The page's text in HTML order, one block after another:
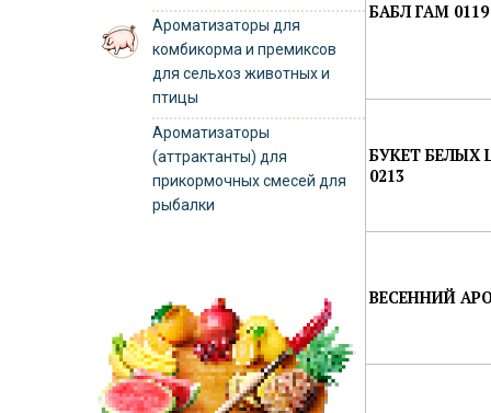
Ароматизаторы для
комбикорма и премиксов
для сельхоз животных и
птицы
Ароматизаторы
(аттрактанты) для
прикормочных смесей для
рыбалки
БАБЛ ГАМ 0119
БУКЕТ БЕЛЫХ
0213
ВЕСЕННИЙ